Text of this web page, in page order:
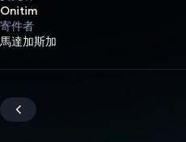
Onitim
寄件者
馬達加斯加